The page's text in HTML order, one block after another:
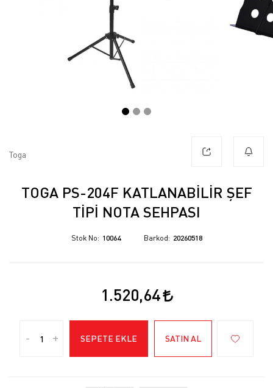
Toga
TOGA PS-204F KATLANABILIR ŞEF
TIPI NOTA SEHPASI
Stok No 10064 Barkod 20260518
1.520,64
- + SEPETE EKLE SATIN AL